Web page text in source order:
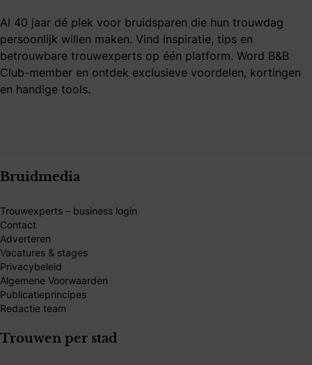
Al 40 jaar dé plek voor bruidsparen die hun trouwdag
persoonlijk willen maken. Vind inspiratie, tips en
betrouwbare trouwexperts op één platform. Word B&B
Club-member en ontdek exclusieve voordelen, kortingen
en handige tools.
Bruidmedia
Trouwexperts – business login
Contact
Adverteren
Vacatures & stages
Privacybeleid
Algemene Voorwaarden
Publicatieprincipes
Redactie team
Trouwen per stad